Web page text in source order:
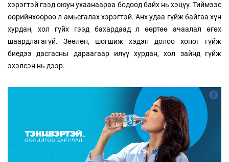
хэрэгтэй гээд оюун ухаанаараа бодоод байх нь хэцүү. Тиймээс
өөрийнхөөрөө л амьсгалах хэрэгтэй. Анх удаа гүйж байгаа хүн
хурдан, хол гүйх гээд бахардаад л өөртөө ачаалал өгөх
шаардлагагүй. Зөөлөн, шогшиж хэдэн долоо хоног гүйж
биедээ дасгасны дараагаар илүү хурдан, хол зайнд гүйж
эхэлсэн нь дээр.